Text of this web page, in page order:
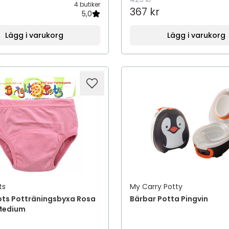
4 butiker
5,0
Lägg i varukorg
367 kr
Lägg i varukorg
Potträningsbyxa Rosa
My Carry Potty
Bärbar Potta Pingvin